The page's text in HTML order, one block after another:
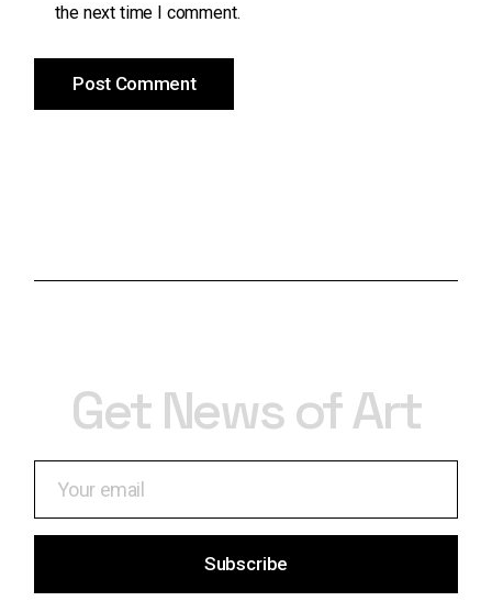
the next time I comment.
Post Comment
Get News of Art
Subscribe